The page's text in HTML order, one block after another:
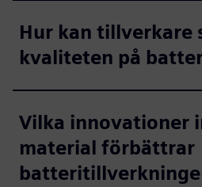
Hur kan tillverkare
kvaliteten på
Vilka innovationer
material förbättrar